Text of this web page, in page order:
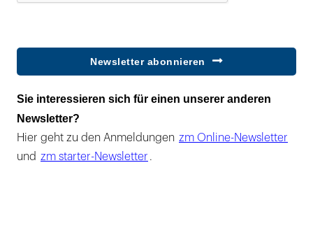
Newsletter abonnieren
Sie interessieren sich für einen unserer anderen
Newsletter?
Hier geht zu den Anmeldungen zm Online-Newsletter
und zm starter-Newsletter .